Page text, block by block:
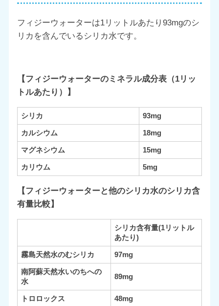
フィジーウォーターは1リットルあたり93mgのシ
リカを含んでいるシリカ水です。
【フィジーウォーターのミネラル成分表（1リッ
トルあたり）】
シリカ 93mg
カルシウム 18mg
マグネシウム 15mg
カリウム 5mg
【フィジーウォーターと他のシリカ水のシリカ含
有量比較】
シリカ含有量(1リットル
あたり)
霧島天然水のむシリカ 97mg
南阿蘇天然水いのちへの
水
89mg
トロロックス 48mg